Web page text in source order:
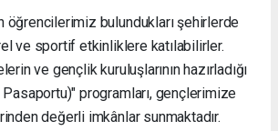
öğrencilerimiz bulundukları şehirlerde
ve sportif etkinliklere katılabilirler.
ve gençlik kuruluşlarının hazırladığı
programları, gençlerimize
değerli imkânlar sunmaktadır.